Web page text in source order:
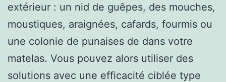
extérieur : un nid de guêpes, des mouches,
moustiques, araignées, cafards, fourmis ou
une colonie de punaises de dans votre
matelas. Vous pouvez alors utiliser des
solutions avec une efficacité ciblée type